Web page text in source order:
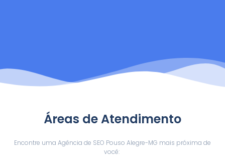
Áreas de Atendimento
Encontre uma Agência de SEO Pouso Alegre-MG mais próxima de
você: